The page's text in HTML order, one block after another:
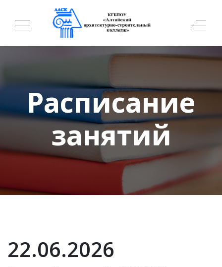
Расписание
занятий
22.06.2026